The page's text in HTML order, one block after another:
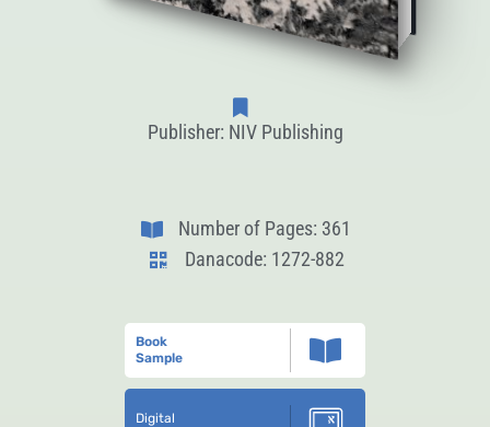
Publisher: NIV Publishing
Number of Pages: 361
Danacode: 1272-882
Book
Sample
Digital